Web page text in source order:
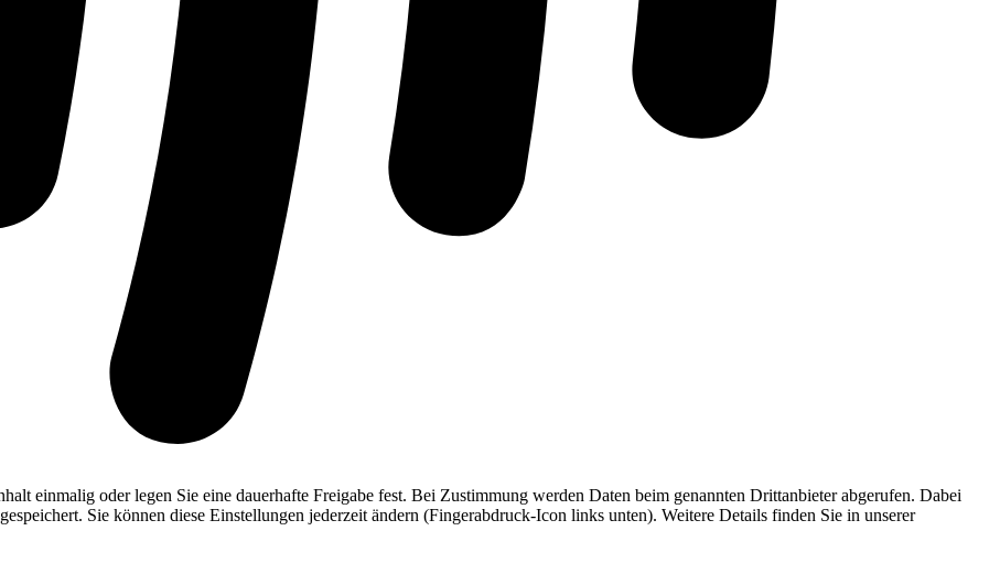
einmalig oder legen Sie eine dauerhafte Freigabe fest. Bei Zustimmung werden Daten beim genannten Drittanbieter abgerufen. Dabei
Sie können diese Einstellungen jederzeit ändern (Fingerabdruck-Icon links unten). Weitere Details finden Sie in unserer